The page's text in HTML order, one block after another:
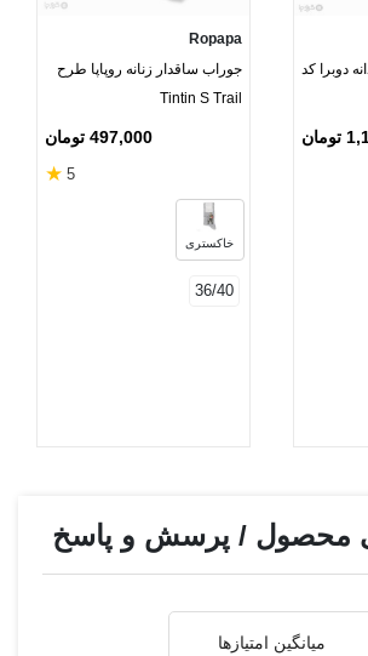
دوبرا کد
Ropapa
جوراب ساقدار زنانه روپاپا طرح
Tintin S Trail
497,000 تومان
5
★
خاکستری
36/40
محصول / پرسش و پاسخ
میانگین امتیازها